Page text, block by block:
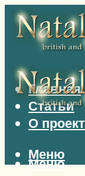
Главная
Статьи
О
Меню
Меню